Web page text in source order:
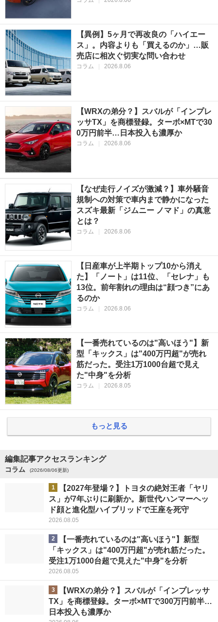
【異例】5ヶ月で再改良の「ハイエー
ス」。内容よりも「買えるのか」…販
売店に相次ぐ切実な問い合わせ
コラム | 2026.8.06
【WRXの弟分？】スバルが「インプレ
ッサTX」を商標登録。ターボ×MTで30
0万円前半…日本投入も濃厚か
コラム | 2026.8.06
【なぜ走行ノイズが激減？】車外騒音
規制への対策で車内まで静かになった
スズキ最新「ジムニー ノマド」の真意
とは？
コラム | 2026.8.06
【日産車が上半期トップ10から消え
た】「ノート」は11位、「セレナ」も
13位。前年割れの理由は“顔つき”にあ
るのか
コラム | 2026.8.06
【一番売れているのは"高いほう"】新
型「キックス」は"400万円超"が売れ
筋だった。受注1万1000台超で見え
た"中身"を分析
コラム | 2026.8.05
もっと見る
編集記事アクセスランキング
コラム (2026/08/06更新)
1
【2027年登場？】トヨタの絶対王者「ヤリ
ス」が7年ぶりに刷新か。新世代ハンマーヘッ
ド顔と進化型ハイブリッドで王座を死守
2026.08.05
2
【一番売れているのは"高いほう"】新型
「キックス」は"400万円超"が売れ筋だった。
受注1万1000台超で見えた"中身"を分析
2026.08.05
3
【WRXの弟分？】スバルが「インプレッサ
TX」を商標登録。ターボ×MTで300万円前半…
日本投入も濃厚か